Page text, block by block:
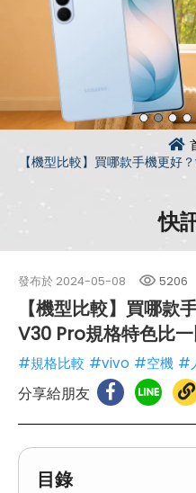
【機型比較】買哪款手機更
快
發布於 2024-05-08 5206
【機型比較】買哪款
V30 Pro規格特色比一
#規格比較 #vivo #空機 #
分享給朋友
目錄